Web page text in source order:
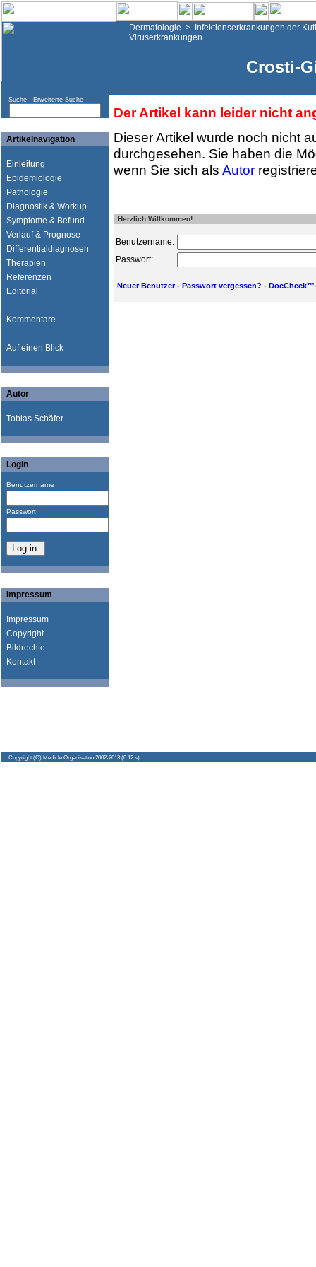
Dermatologie >
Infektionserkrankungen der
Viruserkrankungen
Crosti-
Suche - Erweiterte Suche
Artikelnavigation
Einleitung
Epidemiologie
Pathologie
Diagnostik & Workup
Symptome & Befund
Verlauf & Prognose
Differentialdiagnosen
Therapien
Referenzen
Editorial
Kommentare
Auf einen Blick
Autor
Tobias Schäfer
Login
Benutzername
Passwort
Impressum
Impressum
Copyright
Bildrechte
Kontakt
Der Artikel kann leider nicht
Dieser Artikel wurde noch nicht
durchgesehen. Sie haben die
wenn Sie sich als Autor
Herzlich Willkommen!
Benutzername:
Passwort:
Neuer Benutzer- Passwort vergessen? -
Copyright (C) Medicle Organisation 2002-2013 (0.12 s)